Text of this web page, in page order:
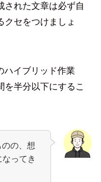
された文章は必ず自
クセをつけましょ
ハイブリッド作業
を半分以下にするこ
の、想
ってき